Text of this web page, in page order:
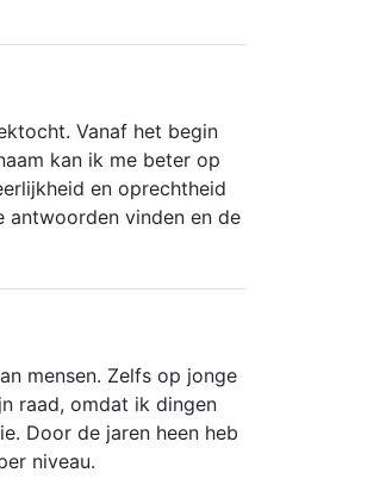
15 uur geleden
en werkt vanuit zijn
en puur ❤️
Vanaf het begin
kan ik me beter op
en oprechtheid
antwoorden vinden en de
mensen. Zelfs op jonge
raad, omdat ik dingen
Door de jaren heen heb
niveau.